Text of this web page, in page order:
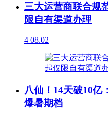
三大运营商联合规
限自有渠道办理
4 08.02
八仙！14天破10亿
爆暑期档